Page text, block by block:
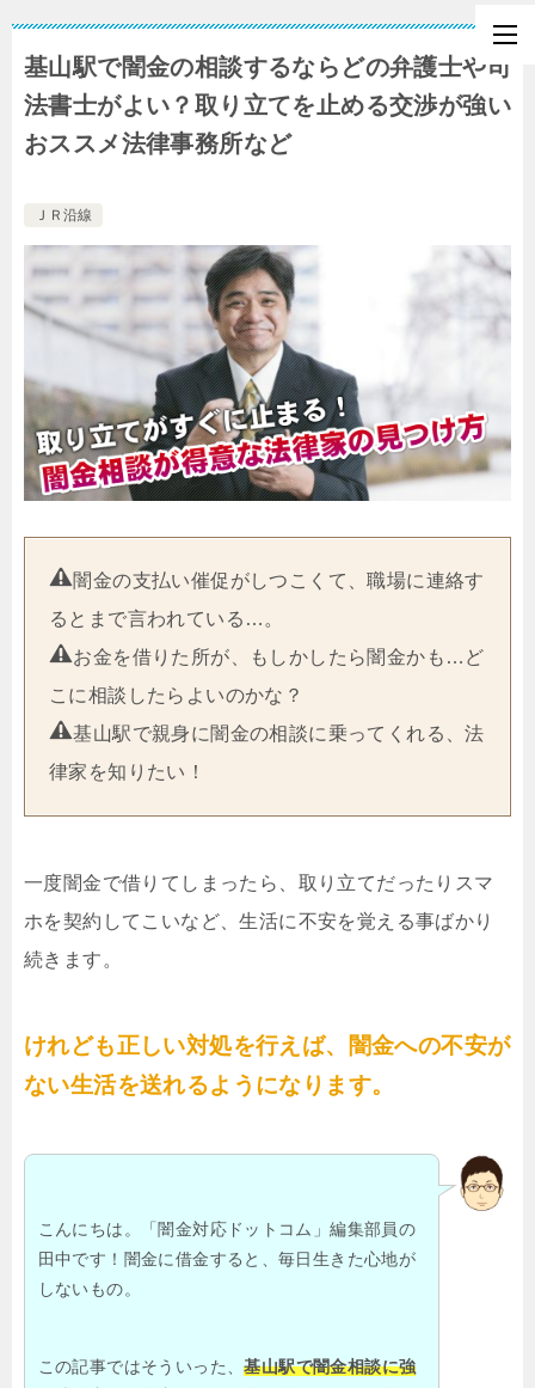
基山駅で闇金の相談するならどの弁護士や司
法書士がよい？取り立てを止める交渉が強い
おススメ法律事務所など
ＪＲ沿線
闇金の支払い催促がしつこくて、職場に連絡す
るとまで言われている…。
お金を借りた所が、もしかしたら闇金かも…ど
こに相談したらよいのかな？
基山駅で親身に闇金の相談に乗ってくれる、法
律家を知りたい！
一度闇金で借りてしまったら、取り立てだったりスマ
ホを契約してこいなど、生活に不安を覚える事ばかり
続きます。
けれども正しい対処を行えば、闇金への不安が
ない生活を送れるようになります。
こんにちは。「闇金対応ドットコム」編集部員の
田中です！闇金に借金すると、毎日生きた心地が
しないもの。
この記事ではそういった、基山駅で闇金相談に強